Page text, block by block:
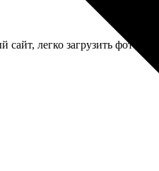
легко загрузить фото.